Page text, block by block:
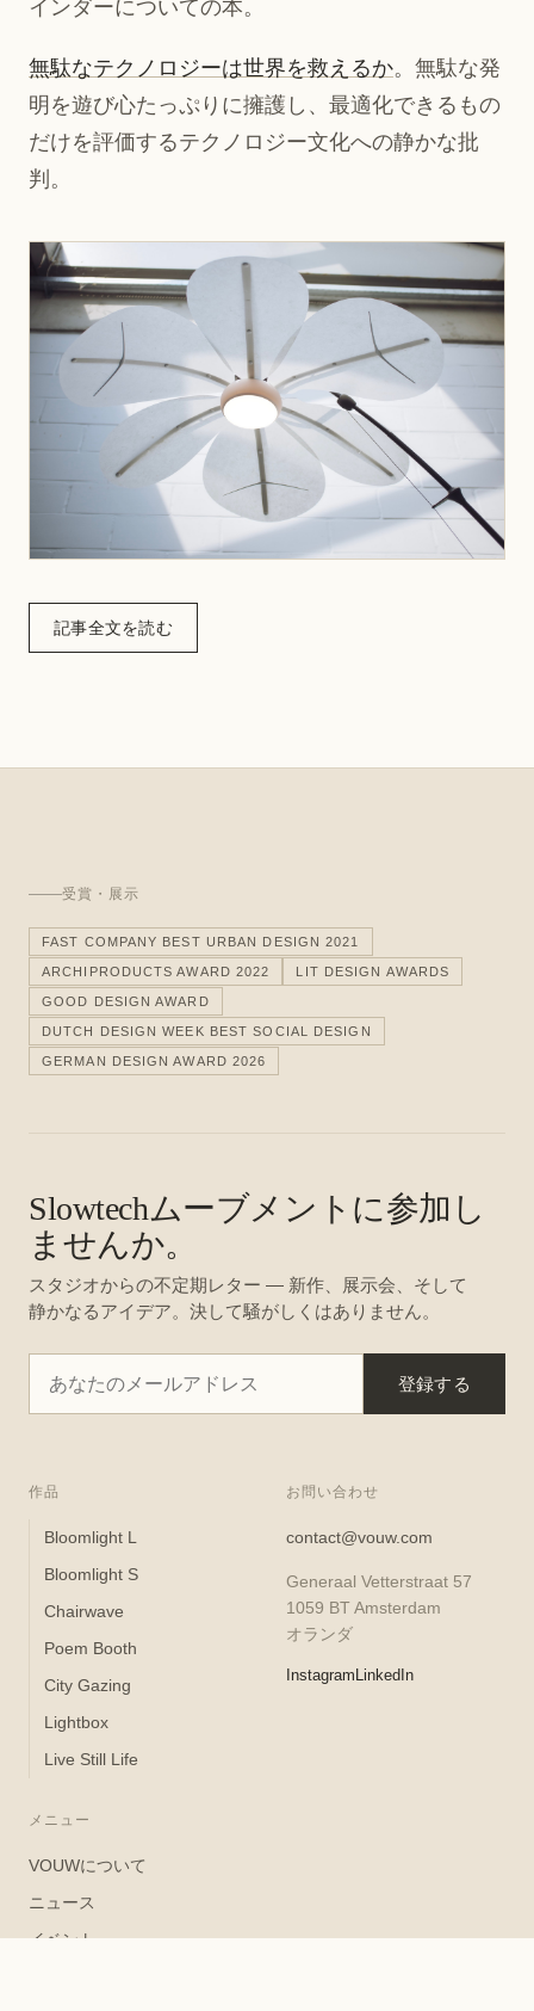
インダーについての本。
無駄なテクノロジーは世界を救えるか。無駄な発
明を遊び心たっぷりに擁護し、最適化できるもの
だけを評価するテクノロジー文化への静かな批
判。
記事全文を読む
受賞・展示
FAST COMPANY BEST URBAN DESIGN 2021
ARCHIPRODUCTS AWARD 2022 LIT DESIGN AWARDS
GOOD DESIGN AWARD
DUTCH DESIGN WEEK BEST SOCIAL DESIGN
GERMAN DESIGN AWARD 2026
Slowtechムーブメントに参加し
ませんか。
スタジオからの不定期レター — 新作、展示会、そして
静かなるアイデア。決して騒がしくはありません。
登録する
作品
Bloomlight L
Bloomlight S
Chairwave
Poem Booth
City Gazing
Lightbox
Live Still Life
メニュー
VOUWについて
ニュース
イベント
お問い合わせ
contact@vouw.com
Generaal Vetterstraat 57
1059 BT Amsterdam
オランダ
Instagram LinkedIn